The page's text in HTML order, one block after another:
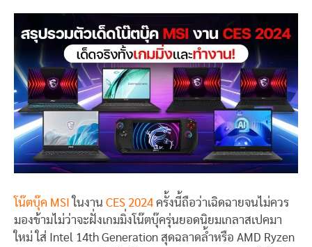
โน๊ตบุ๊ค MSI ในงาน CES 2024 ครั้งนี้ถือว่าเฉิดฉายจนไม่ควร
มองข้ามไม่ว่าจะฝั่งเกมมิ่งโน๊ตบุ๊ครุ่นยอดนิยมเกลาสเปคมา
ใหม่ ใส่ Intel 14th Generation สุดฉลาดล้ำหรือ AMD Ryzen